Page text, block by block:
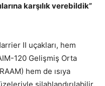
karşılık verebildik”
II uçakları, hem
120 Gelişmiş Orta
hem de ısıya